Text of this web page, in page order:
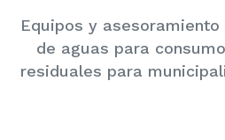
Equipos y
de aguas para
residuales para